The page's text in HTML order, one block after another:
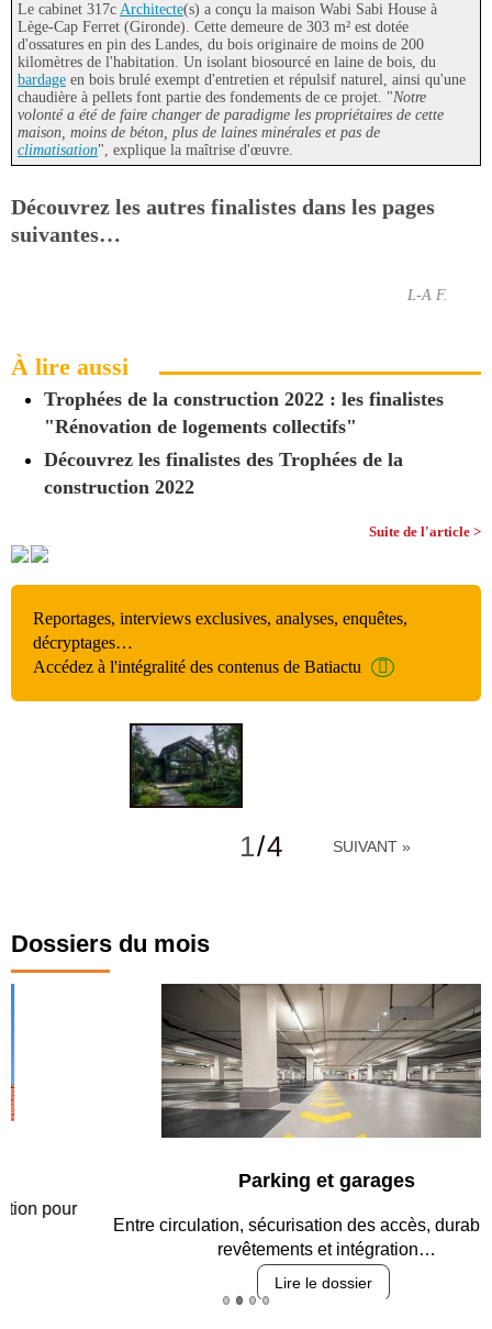
Le cabinet 317c Architecte(s) a conçu la maison Wabi Sabi House à
Lège-Cap Ferret (Gironde). Cette demeure de 303 m² est dotée
d'ossatures en pin des Landes, du bois originaire de moins de 200
kilomètres de l'habitation. Un isolant biosourcé en laine de bois, du
bardage en bois brulé exempt d'entretien et répulsif naturel, ainsi qu'une
chaudière à pellets font partie des fondements de ce projet. "Notre
volonté a été de faire changer de paradigme les propriétaires de cette
maison, moins de béton, plus de laines minérales et pas de
climatisation", explique la maîtrise d'œuvre.
Découvrez les autres finalistes dans les pages
suivantes…
L-A F.
À lire aussi
Trophées de la construction 2022 : les finalistes
"Rénovation de logements collectifs"
Découvrez les finalistes des Trophées de la
construction 2022
Suite de l'article >
Reportages, interviews exclusives, analyses, enquêtes,
décryptages…
Accédez à l'intégralité des contenus de Batiactu
1/4 SUIVANT »
Dossiers du mois
Parking et garages
Entre circulation, sécurisation des accès, durabilité des
revêtements et intégration…
Lire le dossier